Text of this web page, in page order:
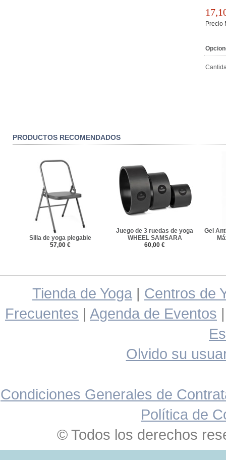
Precio
PRODUCTOS RECOMENDADOS
Silla de yoga plegable
57,00 €
Juego de 3 ruedas de yoga
WHEEL SAMSARA
60,00 €
Gel
Tienda de Yoga | Centros de
Frecuentes | Agenda de Eventos
Olvido su
Condiciones Generales de
Política de
© Todos los derechos